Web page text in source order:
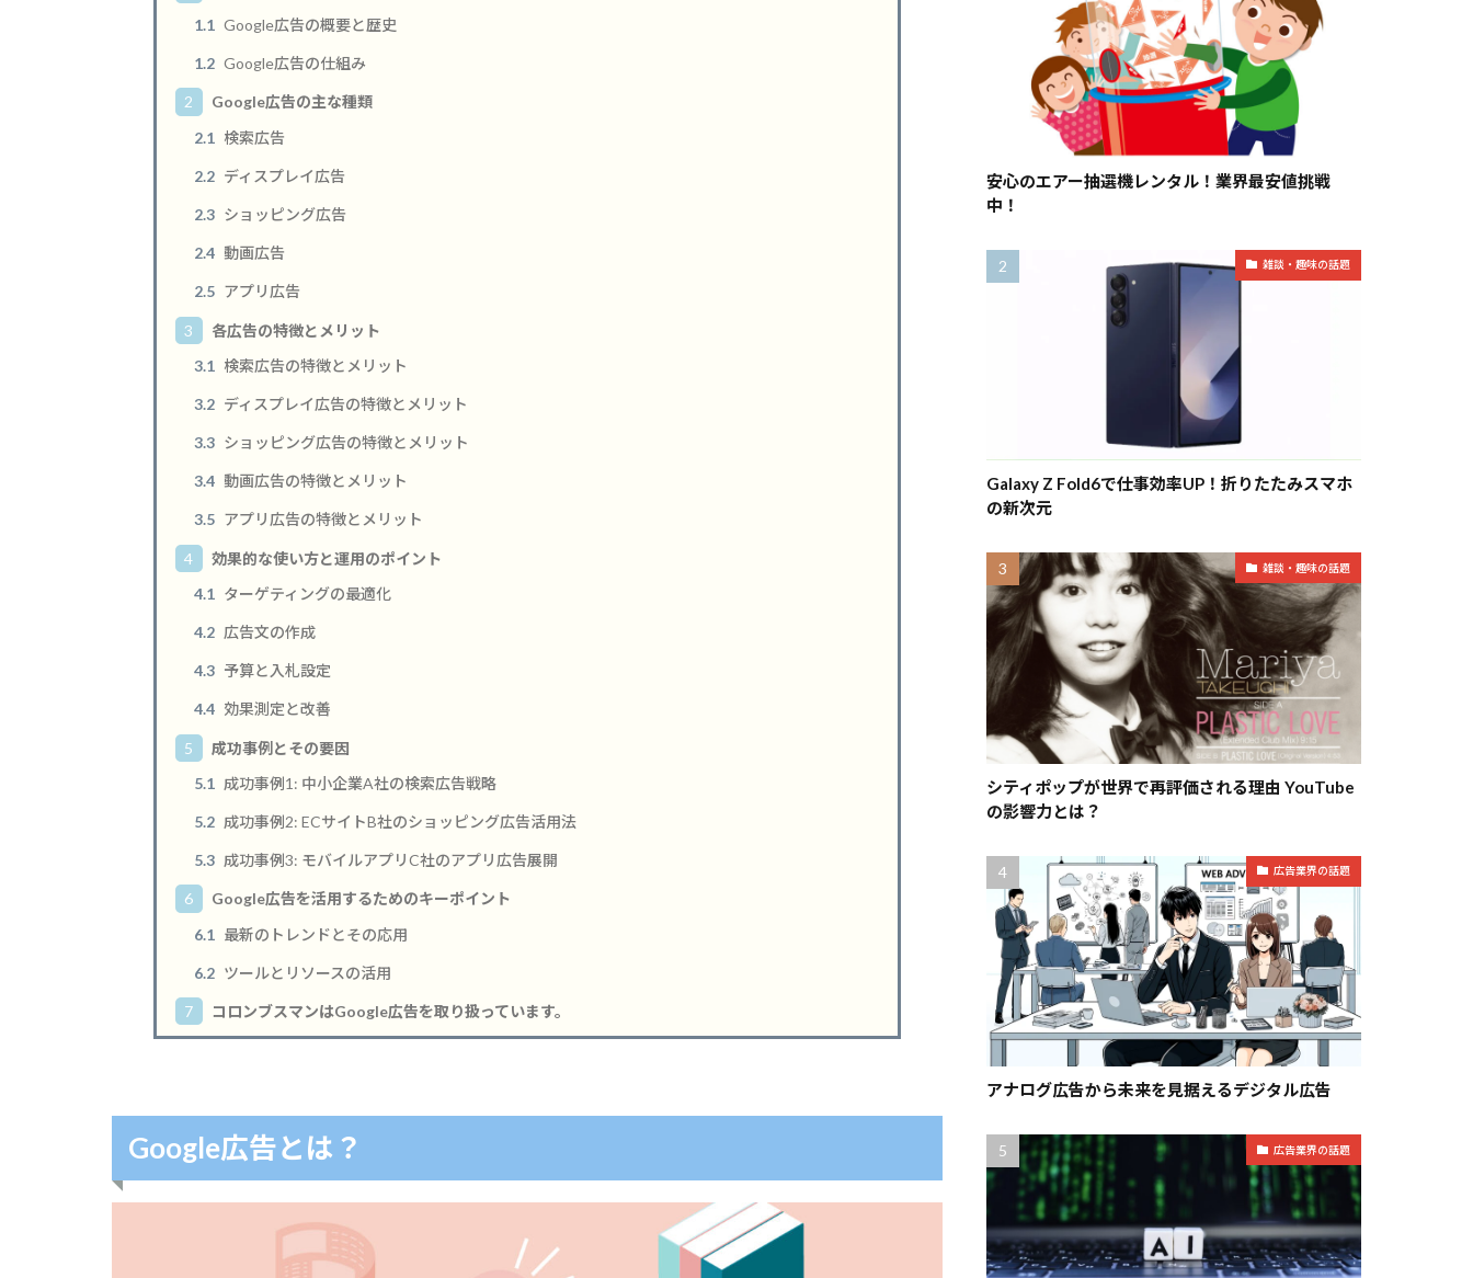
1.1 Google広告の概要と歴史
1.2 Google広告の仕組み
2
Google広告の主な種類
2.1 検索広告
2.2 ディスプレイ広告
2.3 ショッピング広告
2.4 動画広告
2.5 アプリ広告
3
各広告の特徴とメリット
3.1 検索広告の特徴とメリット
3.2 ディスプレイ広告の特徴とメリット
3.3 ショッピング広告の特徴とメリット
3.4 動画広告の特徴とメリット
3.5 アプリ広告の特徴とメリット
4
効果的な使い方と運用のポイント
4.1 ターゲティングの最適化
4.2 広告文の作成
4.3 予算と入札設定
4.4 効果測定と改善
5
成功事例とその要因
5.1 成功事例1: 中小企業A社の検索広告戦略
5.2 成功事例2: ECサイトB社のショッピング広告活用法
5.3 成功事例3: モバイルアプリC社のアプリ広告展開
6
Google広告を活用するためのキーポイント
6.1 最新のトレンドとその応用
6.2 ツールとリソースの活用
7 コロンブスマンはGoogle広告を取り扱っています。
Google広告とは？
安心のエアー抽選機レンタル！業界最安値挑戦
中！
雑談・趣味の話題
Galaxy Z Fold6で仕事効率UP！折りたたみスマホ
の新次元
雑談・趣味の話題
シティポップが世界で再評価される理由 YouTube
の影響力とは？
広告業界の話題
アナログ広告から未来を見据えるデジタル広告
広告業界の話題